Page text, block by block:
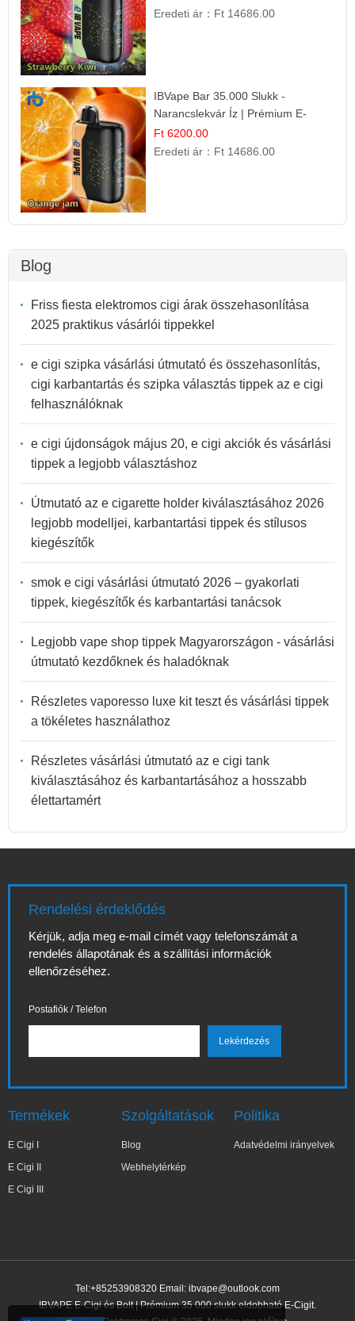
Eredeti ár： Ft 14686.00
IBVape Bar 35.000 Slukk -
Narancslekvár Íz | Prémium E-
cigaretta
Ft 6200.00
Eredeti ár： Ft 14686.00
Blog
Friss fiesta elektromos cigi árak összehasonlítása
2025 praktikus vásárlói tippekkel
e cigi szipka vásárlási útmutató és összehasonlítás,
cigi karbantartás és szipka választás tippek az e cigi
felhasználóknak
e cigi újdonságok május 20, e cigi akciók és vásárlási
tippek a legjobb választáshoz
Útmutató az e cigarette holder kiválasztásához 2026
legjobb modelljei, karbantartási tippek és stílusos
kiegészítők
smok e cigi vásárlási útmutató 2026 – gyakorlati
tippek, kiegészítők és karbantartási tanácsok
Legjobb vape shop tippek Magyarországon - vásárlási
útmutató kezdőknek és haladóknak
Részletes vaporesso luxe kit teszt és vásárlási tippek
a tökéletes használathoz
Részletes vásárlási útmutató az e cigi tank
kiválasztásához és karbantartásához a hosszabb
élettartamért
Rendelési érdeklődés
Kérjük, adja meg e-mail címét vagy telefonszámát a
rendelés állapotának és a szállítási információk
ellenőrzéséhez.
Postafiók / Telefon
Termékek
E Cigi I
E Cigi II
E Cigi III
Szolgáltatások
Blog
Webhelytérkép
Politika
Adatvédelmi irányelvek
Tel:+85253908320 Email: ibvape@outlook.com
IBVAPE E-Cigi és Bolt | Prémium 35 000 slukk eldobható E-Cigit.